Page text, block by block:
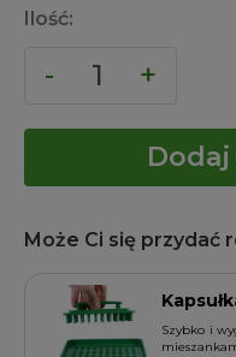
Ilość:
Może Ci się przydać
Szybko i